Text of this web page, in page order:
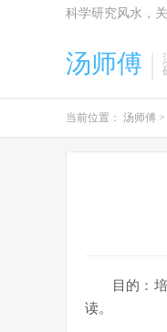
汤师傅
科学研究风水，
当前位置： 汤师傅 >
目的：
读。